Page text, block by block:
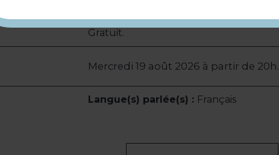
Gratuit.
Mercredi 19 août 2026 à partir de 20h.
Langue(s) parlée(s) : Français